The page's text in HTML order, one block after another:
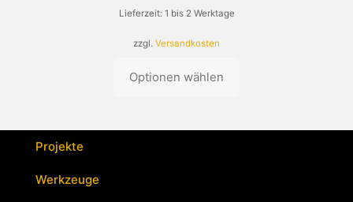
Lieferzeit: 1 bis 2 Werktage
zzgl. Versandkosten
Optionen wählen
Dieses
mehrere
Projekte
Werkzeuge